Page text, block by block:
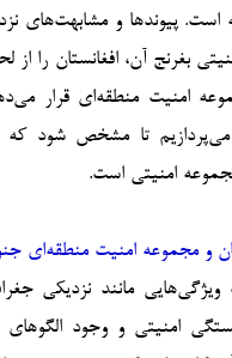
است. پیوندها و مشابهت‌های
بغرنج آن، افغانستان را از
امنیت منطقه‌ای قرار
تا مشخص شود که
امنیتی‌ است.
و مجموعه امنیت منطقه‌ای
مانند نزدیکی
امنیتی و وجود الگوهای